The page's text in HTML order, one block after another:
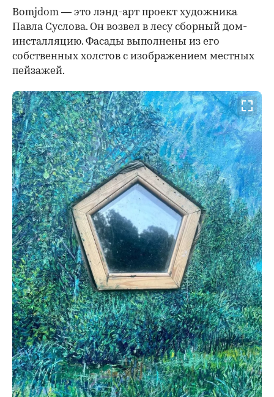
Bomjdom — это лэнд-арт проект художника
Павла Суслова. Он возвел в лесу сборный дом-
инсталляцию. Фасады выполнены из его
собственных холстов с изображением местных
пейзажей.